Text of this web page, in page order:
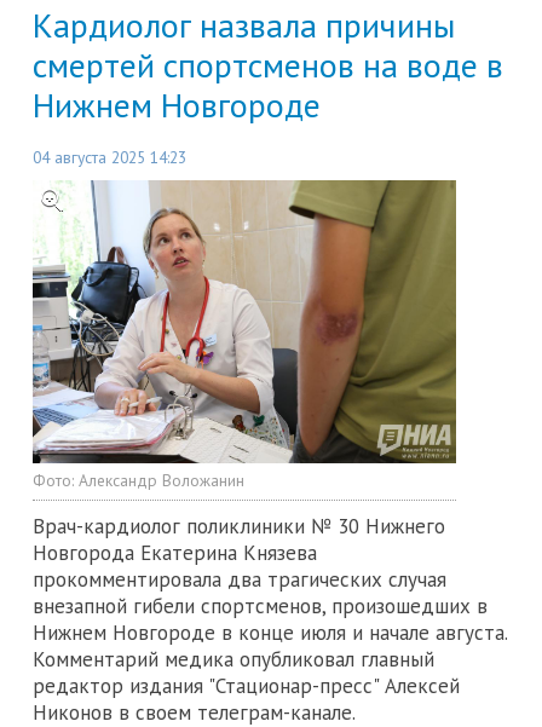
Кардиолог назвала причины
смертей спортсменов на воде в
Нижнем Новгороде
04 августа 2025 14:23
Фото: Александр Воложанин
Врач-кардиолог поликлиники № 30 Нижнего
Новгорода Екатерина Князева
прокомментировала два трагических случая
внезапной гибели спортсменов, произошедших в
Нижнем Новгороде в конце июля и начале августа.
Комментарий медика опубликовал главный
редактор издания "Стационар-пресс" Алексей
Никонов в своем телеграм-канале.